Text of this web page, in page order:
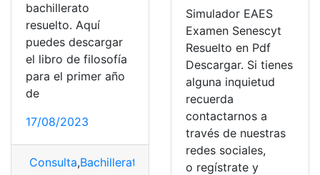
bachillerato
resuelto. Aquí
puedes descargar
el libro de filosofía
para el primer año
de
17/08/2023
Consulta,Bachillerato filosofía, Libro,Libro resuelto
Simulador EAES
Examen Senescyt
Resuelto en Pdf
Descargar. Si tienes
alguna inquietud
recuerda
contactarnos a
través de nuestras
redes sociales,
o regístrate y